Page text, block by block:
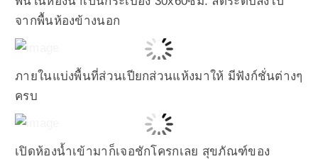
จากพื้นห้องข้างนอก
ภายในแบ่งพื้นที่ส่วนเปียกส่วนแห้งมาให้ มีฟังก์ชั่นต่างๆ
ครบ
เปิดห้องน้ำเข้ามาก็เจอชักโครกเลย สุขภัณฑ์ของ